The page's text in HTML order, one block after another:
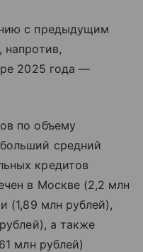
с предыдущим
напротив,
2025 года —
по объему
средний
кредитов
в Москве (2,2 млн
(1,89 млн рублей),
а также
млн рублей)